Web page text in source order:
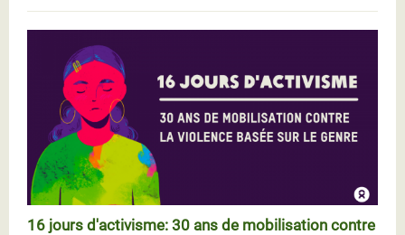
16 jours d'activisme: 30 ans de mobilisation contre